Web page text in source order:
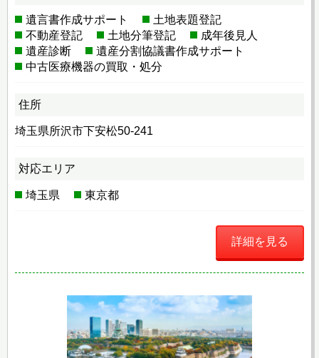
遺言書作成サポート
土地表題登記
不動産登記
土地分筆登記
成年後見人
遺産診断
遺産分割協議書作成サポート
中古医療機器の買取・処分
住所
埼玉県所沢市下安松50-241
対応エリア
埼玉県 東京都
詳細を見る